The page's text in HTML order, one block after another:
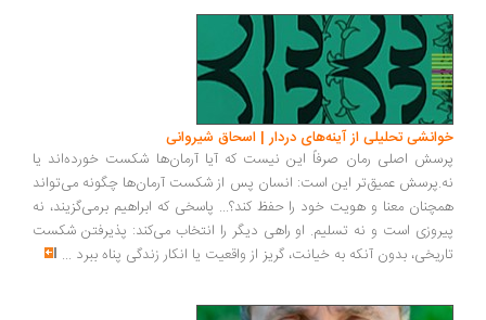
خوانشی تحلیلی از آینه‌های دردار | اسحاق شیروانی
پرسش اصلی رمان صرفاً این نیست که آیا آرمان‌ها شکست خورده‌اند یا
نه.پرسش عمیق‌تر این است: انسان پس از شکست آرمان‌ها چگونه می‌تواند
همچنان معنا و هویت خود را حفظ کند؟... پاسخی که ابراهیم برمی‌گزیند، نه
پیروزی است و نه تسلیم. او راهی دیگر را انتخاب می‌کند: پذیرفتن شکست
تاریخی، بدون آنکه به خیانت، گریز از واقعیت یا انکار زندگی پناه ببرد ...